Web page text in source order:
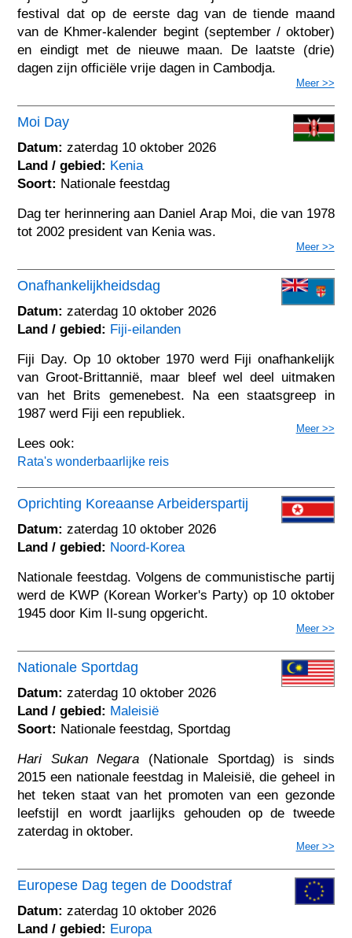
festival dat op de eerste dag van de tiende maand
van de Khmer-kalender begint (september / oktober)
en eindigt met de nieuwe maan. De laatste (drie)
dagen zijn officiële vrije dagen in Cambodja.
Meer >>
Moi Day
Datum: zaterdag 10 oktober 2026
Land / gebied: Kenia
Soort: Nationale feestdag
Dag ter herinnering aan Daniel Arap Moi, die van 1978
tot 2002 president van Kenia was.
Meer >>
Onafhankelijkheidsdag
Datum: zaterdag 10 oktober 2026
Land / gebied: Fiji-eilanden
Fiji Day. Op 10 oktober 1970 werd Fiji onafhankelijk
van Groot-Brittannië, maar bleef wel deel uitmaken
van het Brits gemenebest. Na een staatsgreep in
1987 werd Fiji een republiek.
Meer >>
Lees ook:
Rata's wonderbaarlijke reis
Oprichting Koreaanse Arbeiderspartij
Datum: zaterdag 10 oktober 2026
Land / gebied: Noord-Korea
Nationale feestdag. Volgens de communistische partij
werd de KWP (Korean Worker's Party) op 10 oktober
1945 door Kim Il-sung opgericht.
Meer >>
Nationale Sportdag
Datum: zaterdag 10 oktober 2026
Land / gebied: Maleisië
Soort: Nationale feestdag, Sportdag
Hari Sukan Negara (Nationale Sportdag) is sinds
2015 een nationale feestdag in Maleisië, die geheel in
het teken staat van het promoten van een gezonde
leefstijl en wordt jaarlijks gehouden op de tweede
zaterdag in oktober.
Meer >>
Europese Dag tegen de Doodstraf
Datum: zaterdag 10 oktober 2026
Land / gebied: Europa